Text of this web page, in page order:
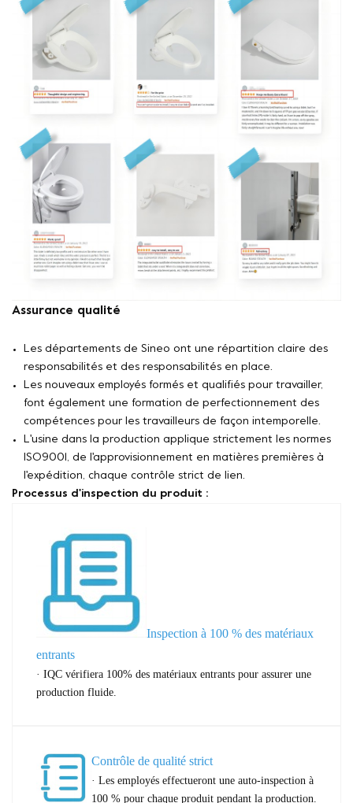
Assurance qualité
Les départements de Sineo ont une répartition claire des
responsabilités et des responsabilités en place.
Les nouveaux employés formés et qualifiés pour travailler,
font également une formation de perfectionnement des
compétences pour les travailleurs de façon intemporelle.
L'usine dans la production applique strictement les normes
ISO9001, de l'approvisionnement en matières premières à
l'expédition, chaque contrôle strict de lien.
Processus d'inspection du produit :
Inspection à 100 % des matériaux
entrants
· IQC vérifiera 100% des matériaux entrants pour assurer une
production fluide.
Contrôle de qualité strict
· Les employés effectueront une auto-inspection à
100 % pour chaque produit pendant la production.